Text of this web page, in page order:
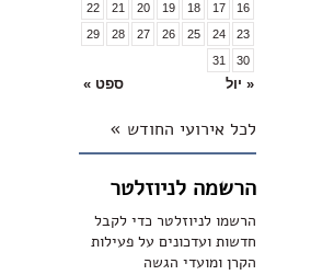
16
17
18
19
20
21
22
23
24
25
26
27
28
29
30
31
« יול ספט »
לכל אירועי החודש »
הרשמה לניוזלטר
הרשמו לניוזלטר כדי לקבל
חדשות ועדכונים על פעילות
הקרן ומועדי הגשה